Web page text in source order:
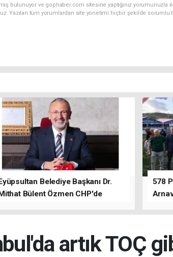
bulunuyor ve gophaber.com sitesine yaptığınız yorumunuzla
Yazılan tüm yorumlardan site yönetimi hiçbir şekilde sorumlu
Belediye Başkanı Dr.
Bülent Özmen CHP'de
578
artık TOÇ